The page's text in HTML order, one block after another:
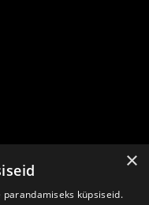
×
küpsiseid.